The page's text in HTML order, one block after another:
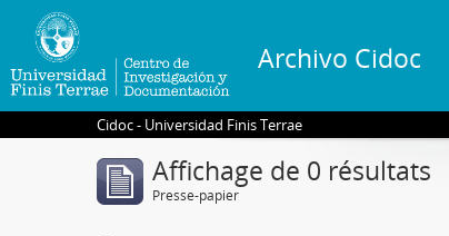
Archivo Cidoc
Cidoc - Universidad Finis Terrae
Affichage de 0 résultats
Presse-papier